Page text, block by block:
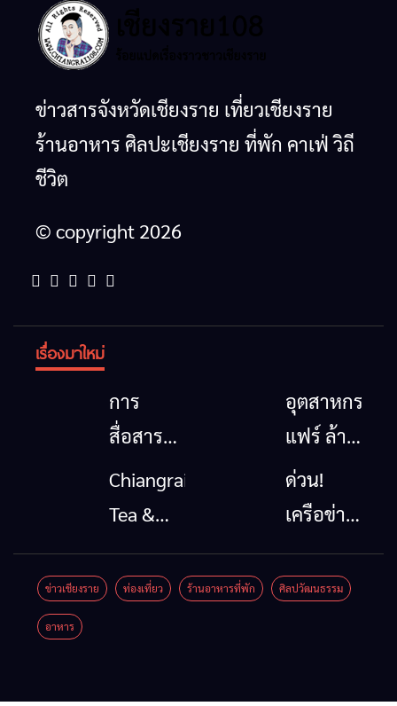
ข่าวสารจังหวัดเชียงราย เที่ยวเชียงราย
ร้านอาหาร ศิลปะเชียงราย ที่พัก คาเฟ่ วิถี
ชีวิต
© copyright 2026
เรื่องมาใหม่
การ
สื่อสาร
โทรคมนาคม
กรณีภัย
เชียงราย
เมื่อ
อุตสาหกรรม
แฟร์ ล้าน
นาตะวัน
ออก
รวมของดี
สินค้าเด่น
Chiangrai
Tea &
Coffee
Festival
ด่วน!
เครือข่าย
ลุ่มน้ำกก
ยื่น 5 ข้อ
ข่าวเชียงราย ท่องเที่ยว ร้านอาหารที่พัก ศิลปวัฒนธรรม
อาหาร